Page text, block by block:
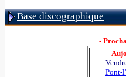
Base discographique
-
Pont-